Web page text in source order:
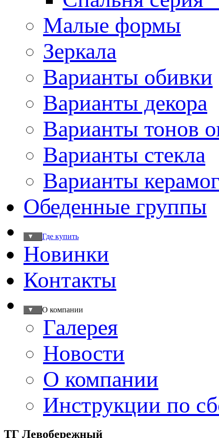
Малые формы
Зеркала
Варианты обивки
Варианты декора
Варианты тонов
Варианты стекла
Варианты
Обеденные группы
Где купить
▼
Новинки
Контакты
О компании
▼
Галерея
Новости
О компании
Инструкции по
ТГ Левобережный